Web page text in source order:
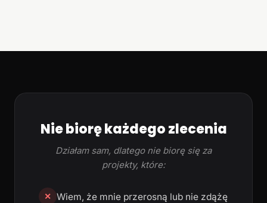
Nie biorę każdego zlecenia
Działam sam, dlatego nie biorę się za
projekty, które:
✕ Wiem, że mnie przerosną lub nie zdążę